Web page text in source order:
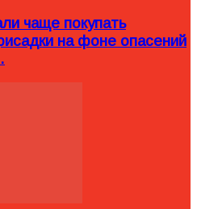
чаще покупать
на фоне опасений